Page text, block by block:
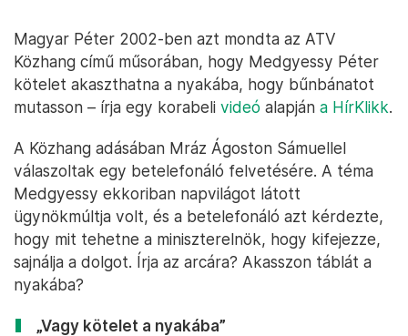
Magyar Péter 2002-ben azt mondta az ATV
Közhang című műsorában, hogy Medgyessy Péter
kötelet akaszthatna a nyakába, hogy bűnbánatot
mutasson – írja egy korabeli videó alapján a HírKlikk.
A Közhang adásában Mráz Ágoston Sámuellel
válaszoltak egy betelefonáló felvetésére. A téma
Medgyessy ekkoriban napvilágot látott
ügynökmúltja volt, és a betelefonáló azt kérdezte,
hogy mit tehetne a miniszterelnök, hogy kifejezze,
sajnálja a dolgot. Írja az arcára? Akasszon táblát a
nyakába?
„Vagy kötelet a nyakába”